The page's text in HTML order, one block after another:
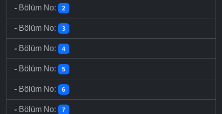
- Bölüm No: 2
- Bölüm No: 3
- Bölüm No: 4
- Bölüm No: 5
- Bölüm No: 6
- Bölüm No: 7